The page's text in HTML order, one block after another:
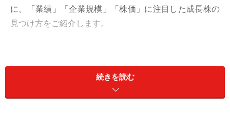
に、「業績」「企業規模」「株価」に注目した成長株の
見つけ方をご紹介します。
がある企業」の特徴を調べることが近道です。そこで本
記事では、20年あまりで日本を代表する企業に成長した
「ヤフー<4689>」の例を使って考えてみることにしまし
続きを読む